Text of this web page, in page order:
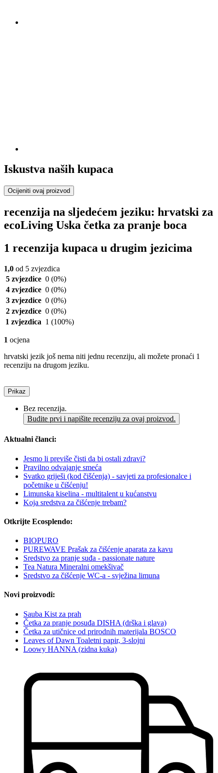
Iskustva naših kupaca
Ocijeniti ovaj proizvod
recenzija na sljedećem jeziku: hrvatski za
ecoLiving Uska četka za pranje boca
1 recenzija kupaca u drugim jezicima
1,0 od 5 zvjezdica
5 zvjezdice 0 (0%)
4 zvjezdice 0 (0%)
3 zvjezdice 0 (0%)
2 zvjezdice 0 (0%)
1 zvjezdica 1 (100%)
1 ocjena
hrvatski jezik još nema niti jednu recenziju, ali možete pronaći 1
recenziju na drugom jeziku.
Prikaz
Bez recenzija.
Budite prvi i napišite recenziju za ovaj proizvod.
Aktualni članci:
Jesmo li previše čisti da bi ostali zdravi?
Pravilno odvajanje smeća
Svatko griješi (kod čišćenja) - savjeti za profesionalce i
početnike u čišćenju!
Limunska kiselina - multitalent u kućanstvu
Koja sredstva za čišćenje trebam?
Otkrijte Ecosplendo:
BIOPURO
PUREWAVE Prašak za čišćenje aparata za kavu
Sredstvo za pranje suđa - passionate nature
Tea Natura Mineralni omekšivač
Sredstvo za čišćenje WC-a - svježina limuna
Novi proizvodi:
Sauba Kist za prah
Četka za pranje posuđa DISHA (drška i glava)
Četka za utičnice od prirodnih materijala BOSCO
Leaves of Dawn Toaletni papir, 3-slojni
Loowy HANNA (zidna kuka)